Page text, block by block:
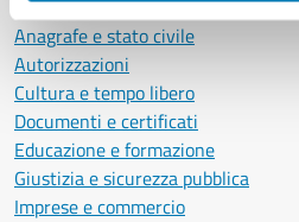
Ambiente
Anagrafe e stato civile
Autorizzazioni
Cultura e tempo libero
Documenti e certificati
Educazione e formazione
Giustizia e sicurezza pubblica
Imprese e commercio